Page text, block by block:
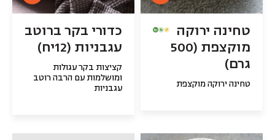
טחינה ירוקה
מוקצפת (500
גרם)
טחינה ירוקה מוקצפת
כדורי בקר ברוטב
עגבניות (12יח)
קציצות בקר עגולות
ומושלמות עם הרבה רוטב
עגבניות